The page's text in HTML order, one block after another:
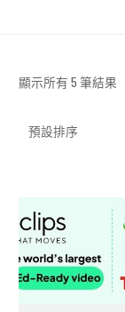
顯示所有 5 筆結果